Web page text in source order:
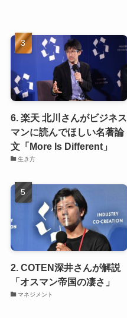
6. 楽天 北川さんがビジネス
マンに読んでほしい名著論
文「More Is Different」
生き方
2. COTEN深井さんが解説
「オスマン帝国の凄さ」
マネジメント